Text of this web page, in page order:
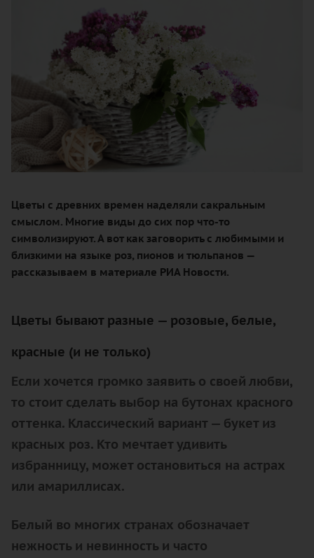
Цветы с древних времен наделяли сакральным
смыслом. Многие виды до сих пор что-то
символизируют. А вот как заговорить с любимыми и
близкими на языке роз, пионов и тюльпанов —
рассказываем в материале РИА Новости.
Цветы бывают разные — розовые, белые,
красные (и не только)
Если хочется громко заявить о своей любви,
то стоит сделать выбор на бутонах красного
оттенка. Классический вариант — букет из
красных роз. Кто мечтает удивить
избранницу, может остановиться на астрах
или амариллисах.
Белый во многих странах обозначает
нежность и невинность и часто